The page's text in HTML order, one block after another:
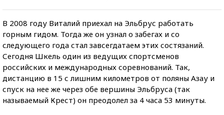
В 2008 году Виталий приехал на Эльбрус работать
горным гидом. Тогда же он узнал о забегах и со
следующего года стал завсегдатаем этих состязаний.
Сегодня Шкель один из ведущих спортсменов
российских и международных соревнований. Так,
дистанцию в 15 с лишним километров от поляны Азау и
спуск на нее же через обе вершины Эльбруса (так
называемый Крест) он преодолел за 4 часа 53 минуты.